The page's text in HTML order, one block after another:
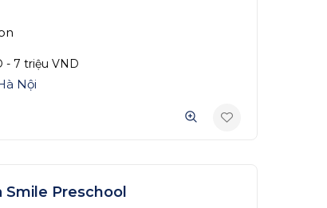
- 7 triệu VND
Nội
Smile Preschool